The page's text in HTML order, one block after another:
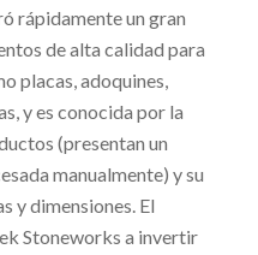
rápidamente un gran
de alta calidad para
placas, adoquines,
y es conocida por la
(presentan un
manualmente) y su
y dimensiones. El
Stoneworks a invertir